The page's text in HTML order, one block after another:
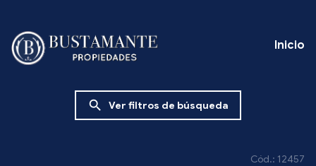
Inicio
search Ver filtros de búsqueda
Cód.: 12457